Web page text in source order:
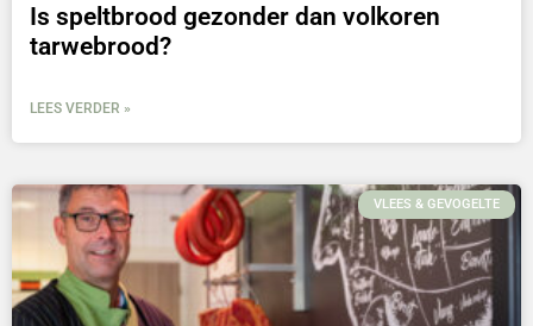
Is speltbrood gezonder dan volkoren
tarwebrood?
LEES VERDER »
VLEES & GEVOGELTE